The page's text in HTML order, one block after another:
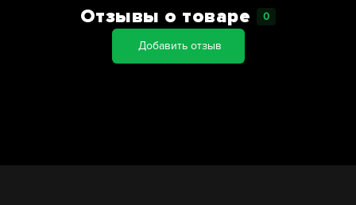
Отзывы о товаре 0
Добавить отзыв